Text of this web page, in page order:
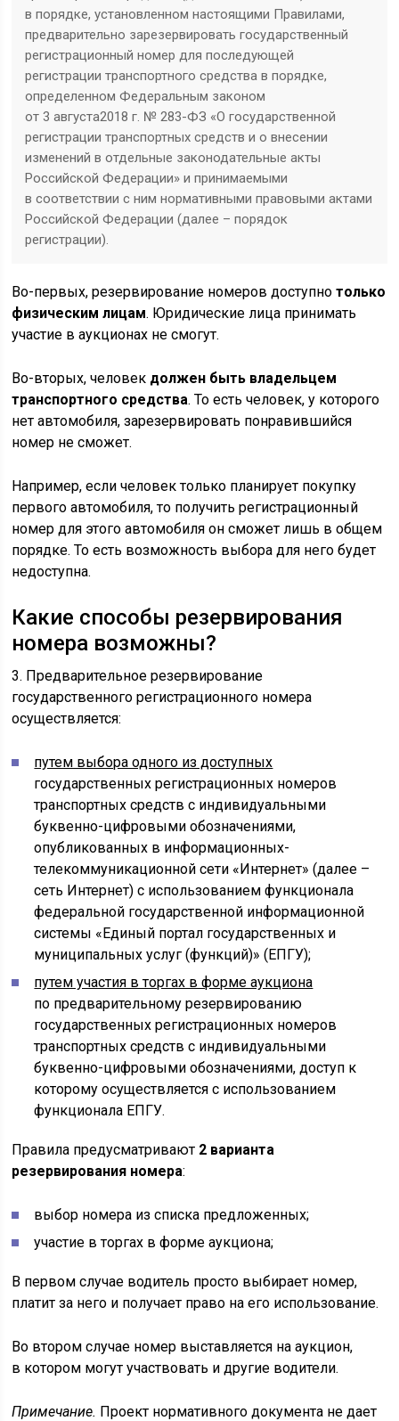
в порядке, установленном настоящими Правилами,
предварительно зарезервировать государственный
регистрационный номер для последующей
регистрации транспортного средства в порядке,
определенном Федеральным законом
от 3 августа‎2018 г. № 283-ФЗ «О государственной
регистрации транспортных средств ‎и о внесении
изменений в отдельные законодательные акты
Российской Федерации» и принимаемыми
в соответствии с ним нормативными правовыми актами
Российской Федерации (далее – порядок
регистрации).
Во-первых, резервирование номеров доступнотолько
физическим лицам. Юридические лица принимать
участие в аукционах не смогут.
Во-вторых, человек должен быть владельцем
транспортного средства. То есть человек, у которого
нет автомобиля, зарезервировать понравившийся
номер не сможет.
Например, если человек только планирует покупку
первого автомобиля, то получить регистрационный
номер для этого автомобиля он сможет лишь в общем
порядке. То есть возможность выбора для него будет
недоступна.
Какие способы резервирования
номера возможны?
3. Предварительное резервирование
государственного регистрационного номера
осуществляется:
путем выбора одного из доступных
государственных регистрационных номеров
транспортных средств с индивидуальными
буквенно-цифровыми обозначениями,
опубликованных ‎в информационных-
телекоммуникационной сети «Интернет» ‎(далее –
сеть Интернет) с использованием функционала
федеральной государственной информационной
системы «Единый портал государственных и
муниципальных услуг (функций)» (ЕПГУ);
путем участия в торгах в форме аукциона
по предварительному резервированию
государственных регистрационных номеров
транспортных средств с индивидуальными
буквенно-цифровыми обозначениями, доступ ‎к
которому осуществляется с использованием
функционала ЕПГУ.
Правила предусматривают 2 варианта
резервирования номера:
выбор номера из списка предложенных;
участие в торгах в форме аукциона;
В первом случае водитель просто выбирает номер,
платит за него и получает право на его использование.
Во втором случае номер выставляется на аукцион,
в котором могут участвовать и другие водители.
Примечание. Проект нормативного документа не дает